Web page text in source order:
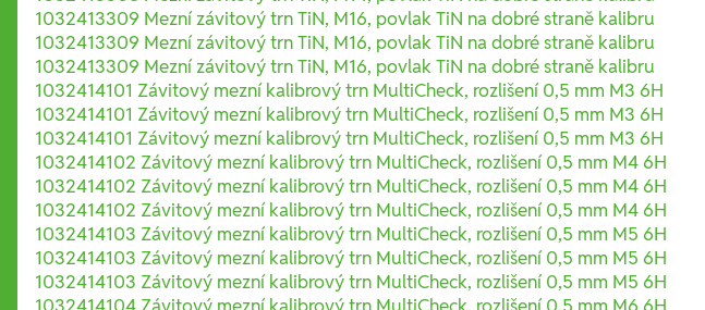
1032413309 Mezní závitový trn TiN, M16, povlak TiN na dobré straně kalibru
1032413309 Mezní závitový trn TiN, M16, povlak TiN na dobré straně kalibru
1032413309 Mezní závitový trn TiN, M16, povlak TiN na dobré straně kalibru
1032414101 Závitový mezní kalibrový trn MultiCheck, rozlišení 0,5 mm M3 6H
1032414101 Závitový mezní kalibrový trn MultiCheck, rozlišení 0,5 mm M3 6H
1032414101 Závitový mezní kalibrový trn MultiCheck, rozlišení 0,5 mm M3 6H
1032414102 Závitový mezní kalibrový trn MultiCheck, rozlišení 0,5 mm M4 6H
1032414102 Závitový mezní kalibrový trn MultiCheck, rozlišení 0,5 mm M4 6H
1032414102 Závitový mezní kalibrový trn MultiCheck, rozlišení 0,5 mm M4 6H
1032414103 Závitový mezní kalibrový trn MultiCheck, rozlišení 0,5 mm M5 6H
1032414103 Závitový mezní kalibrový trn MultiCheck, rozlišení 0,5 mm M5 6H
1032414103 Závitový mezní kalibrový trn MultiCheck, rozlišení 0,5 mm M5 6H